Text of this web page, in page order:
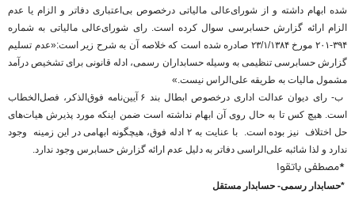
شده ابهام داشته و از شورای‌عالی مالیاتی درخصوص بی‌اعتباری دفاتر و الزام یا عدم
الزام ارائه گزارش حسابرسی سوال کرده است. رای شورای‌عالی مالیاتی به شماره
۳۹۴-۲۰۱ مورخ ۲۳/۱/۱۳۸۴ صادره شده است که خلاصه آن به شرح زیر است:«عدم تسلیم
گزارش حسابرسی تنظیمی به وسیله حسابداران رسمی، ادله قانونی برای تشخیص درآمد
مشمول مالیات به طریقه علی‌الراس نیست.»
ب- رای دیوان عدالت اداری درخصوص ابطال بند ۶ آیین‌نامه فوق‌الذکر، فصل‌الخطاب
است. هیچ کس تا به حال روی آن ابهام نداشته است ضمن اینکه مورد پذیرش هیات‌های
حل اختلاف نیز بوده است. با عنایت به ۲ ادله فوق، هیچگونه ابهامی در این زمینه وجود
ندارد و لذا شائبه علی‌الراسی دفاتر به دلیل عدم ارائه گزارش حسابرس وجود ندارد.
*مصطفی باتقوا
*حسابدار رسمی- حسابدار مستقل